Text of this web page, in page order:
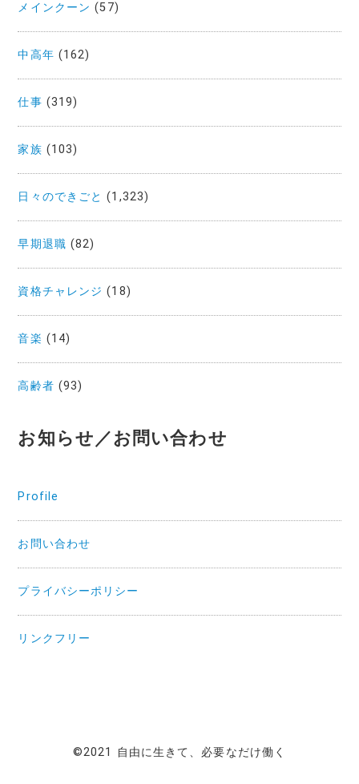
メインクーン (57)
中高年 (162)
仕事 (319)
家族 (103)
日々のできごと (1,323)
早期退職 (82)
資格チャレンジ (18)
音楽 (14)
高齢者 (93)
お知らせ／お問い合わせ
Profile
お問い合わせ
プライバシーポリシー
リンクフリー
©2021 自由に生きて、必要なだけ働く